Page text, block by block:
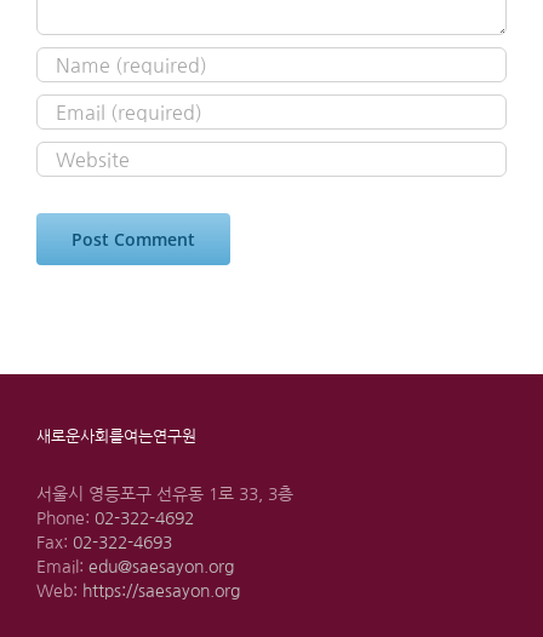
새로운사회를여는연구원
서울시 영등포구 선유동 1로 33, 3층
Phone: 02-322-4692
Fax: 02-322-4693
Email: edu@saesayon.org
Web: https://saesayon.org